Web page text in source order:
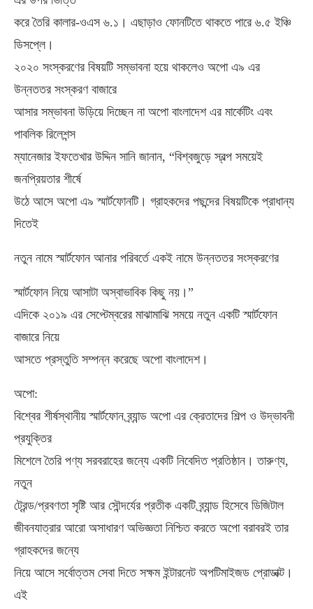
করে তৈরি কালার-ওএস ৬.১। এছাড়াও ফোনটিতে থাকতে পারে ৬.৫ ইঞ্চি
ডিসপ্লে।
২০২০ সংস্করণের বিষয়টি সম্ভাবনা হয়ে থাকলেও অপো এ৯ এর
উন্নততর সংস্করণ বাজারে
আসার সম্ভাবনা উড়িয়ে দিচ্ছেন না অপো বাংলাদেশ এর মার্কেটিং এবং
পাবলিক রিলেশন্স
ম্যানেজার ইফতেখার উদ্দিন সানি জানান, “বিশ্বজুড়ে স্বল্প সময়েই
জনপ্রিয়তার শীর্ষে
উঠে আসে অপো এ৯ স্মার্টফোনটি। গ্রাহকদের পছন্দের বিষয়টিকে প্রাধান্য
দিতেই
নতুন নামে স্মার্টফোন আনার পরিবর্তে একই নামে উন্নততর সংস্করণের
স্মার্টফোন নিয়ে আসাটা অস্বাভাবিক কিছু নয়।”
এদিকে ২০১৯ এর সেপ্টেম্বরের মাঝামাঝি সময়ে নতুন একটি স্মার্টফোন
বাজারে নিয়ে
আসতে প্রস্তুতি সম্পন্ন করেছে অপো বাংলাদেশ।
অপো:
বিশ্বের শীর্ষস্থানীয় স্মার্টফোন ব্র্যান্ড অপো এর ক্রেতাদের শিল্প ও উদ্ভাবনী
প্রযুক্তির
মিশেলে তৈরি পণ্য সরবরাহের জন্যে একটি নিবেদিত প্রতিষ্ঠান। তারুণ্য,
নতুন
ট্রেন্ড/প্রবণতা সৃষ্টি আর সৌন্দর্যের প্রতীক একটি ব্র্যান্ড হিসেবে ডিজিটাল
জীবনযাত্রার আরো অসাধারণ অভিজ্ঞতা নিশ্চিত করতে অপো বরাবরই তার
গ্রাহকদের জন্যে
নিয়ে আসে সর্বোত্তম সেবা দিতে সক্ষম ইন্টারনেট অপটিমাইজড প্রোডাক্ট।
এই